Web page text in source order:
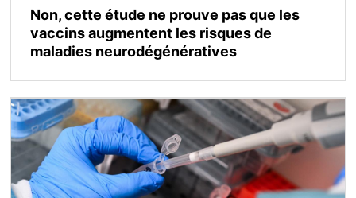
Non, cette étude ne prouve pas que les
vaccins augmentent les risques de
maladies neurodégénératives
Image